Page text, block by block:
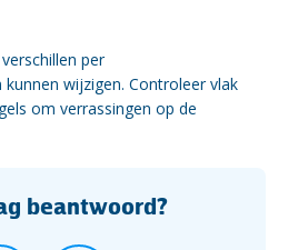
per
wijzigen. Controleer vlak
om verrassingen op de
beantwoord?